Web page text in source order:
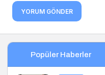
YORUM GÖNDER
Popüler Haberler